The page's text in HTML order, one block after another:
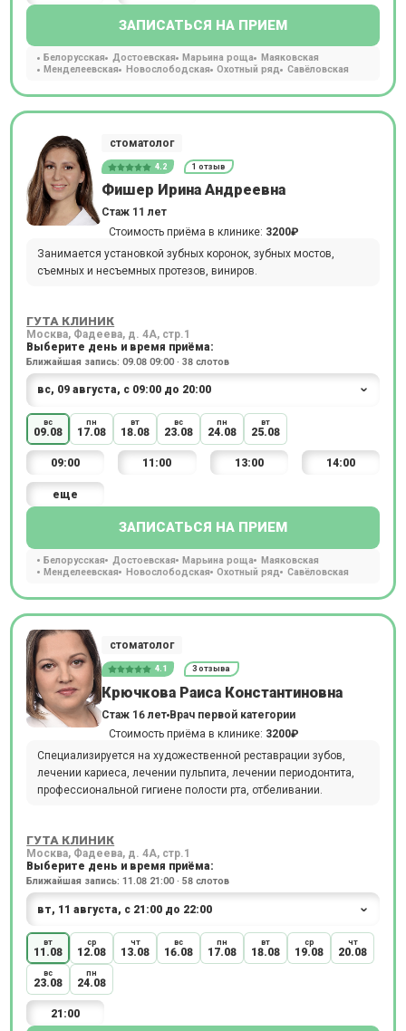
ЗАПИСАТЬСЯ НА ПРИЕМ
Белорусская Достоевская Марьина роща
Маяковская
Менделеевская
Новослободская Охотный ряд Савёловская
стоматолог
4.2 1 отзыв
Фишер Ирина Андреевна
Стаж 11 лет
Стоимость приёма в клинике: 3200₽
Занимается установкой зубных коронок, зубных мостов,
съемных и несъемных протезов, виниров.
ГУТА КЛИНИК
Москва, Фадеева, д. 4А, стр.1
Выберите день и время приёма:
Ближайшая запись: 09.08 09:00 · 38 слотов
вс
09.08
пн
17.08
вт
18.08
вс
23.08
пн
24.08
вт
25.08
09:00 11:00 13:00 14:00
еще
ЗАПИСАТЬСЯ НА ПРИЕМ
Белорусская Достоевская Марьина роща
Маяковская
Менделеевская
Новослободская Охотный ряд Савёловская
стоматолог
4.1 3 отзыва
Крючкова Раиса Константиновна
Стаж 16 лет Врач первой категории
Стоимость приёма в клинике: 3200₽
Специализируется на художественной реставрации зубов,
лечении кариеса, лечении пульпита, лечении периодонтита,
профессиональной гигиене полости рта, отбеливании.
ГУТА КЛИНИК
Москва, Фадеева, д. 4А, стр.1
Выберите день и время приёма:
Ближайшая запись: 11.08 21:00 · 58 слотов
вт
11.08
ср
12.08
чт
13.08
вс
16.08
пн
17.08
вт
18.08
ср
19.08
чт
20.08
вс
23.08
пн
24.08
21:00